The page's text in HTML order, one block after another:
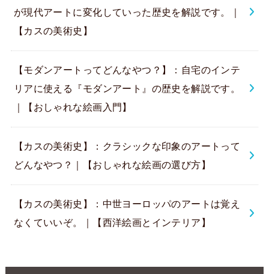
が現代アートに変化していった歴史を解説です。｜
【カスの美術史】
【モダンアートってどんなやつ？】：自宅のインテ
リアに使える『モダンアート』の歴史を解説です。
｜【おしゃれな絵画入門】
【カスの美術史】：クラシックな印象のアートって
どんなやつ？｜【おしゃれな絵画の選び方】
【カスの美術史】：中世ヨーロッパのアートは覚え
なくていいぞ。｜【西洋絵画とインテリア】